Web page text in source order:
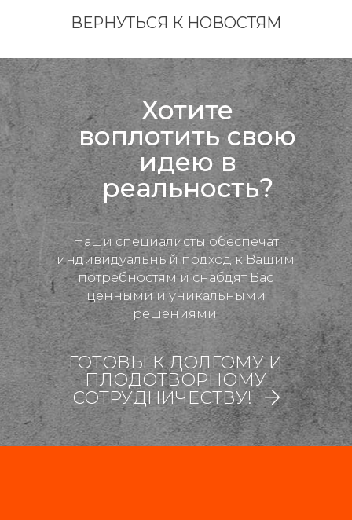
ВЕРНУТЬСЯ К НОВОСТЯМ
Хотите
воплотить свою
идею в
реальность?
Наши специалисты обеспечат
индивидуальный подход к Вашим
потребностям и снабдят Вас
ценными и уникальными
решениями.
ГОТОВЫ К ДОЛГОМУ И
ПЛОДОТВОРНОМУ
СОТРУДНИЧЕСТВУ!